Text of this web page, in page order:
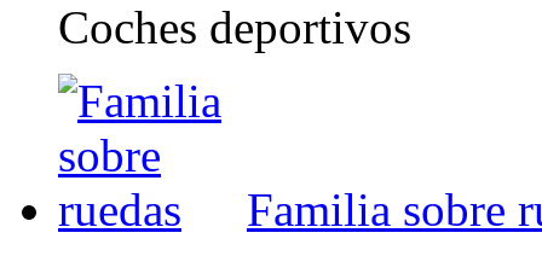
Coches deportivos
Familia sobre